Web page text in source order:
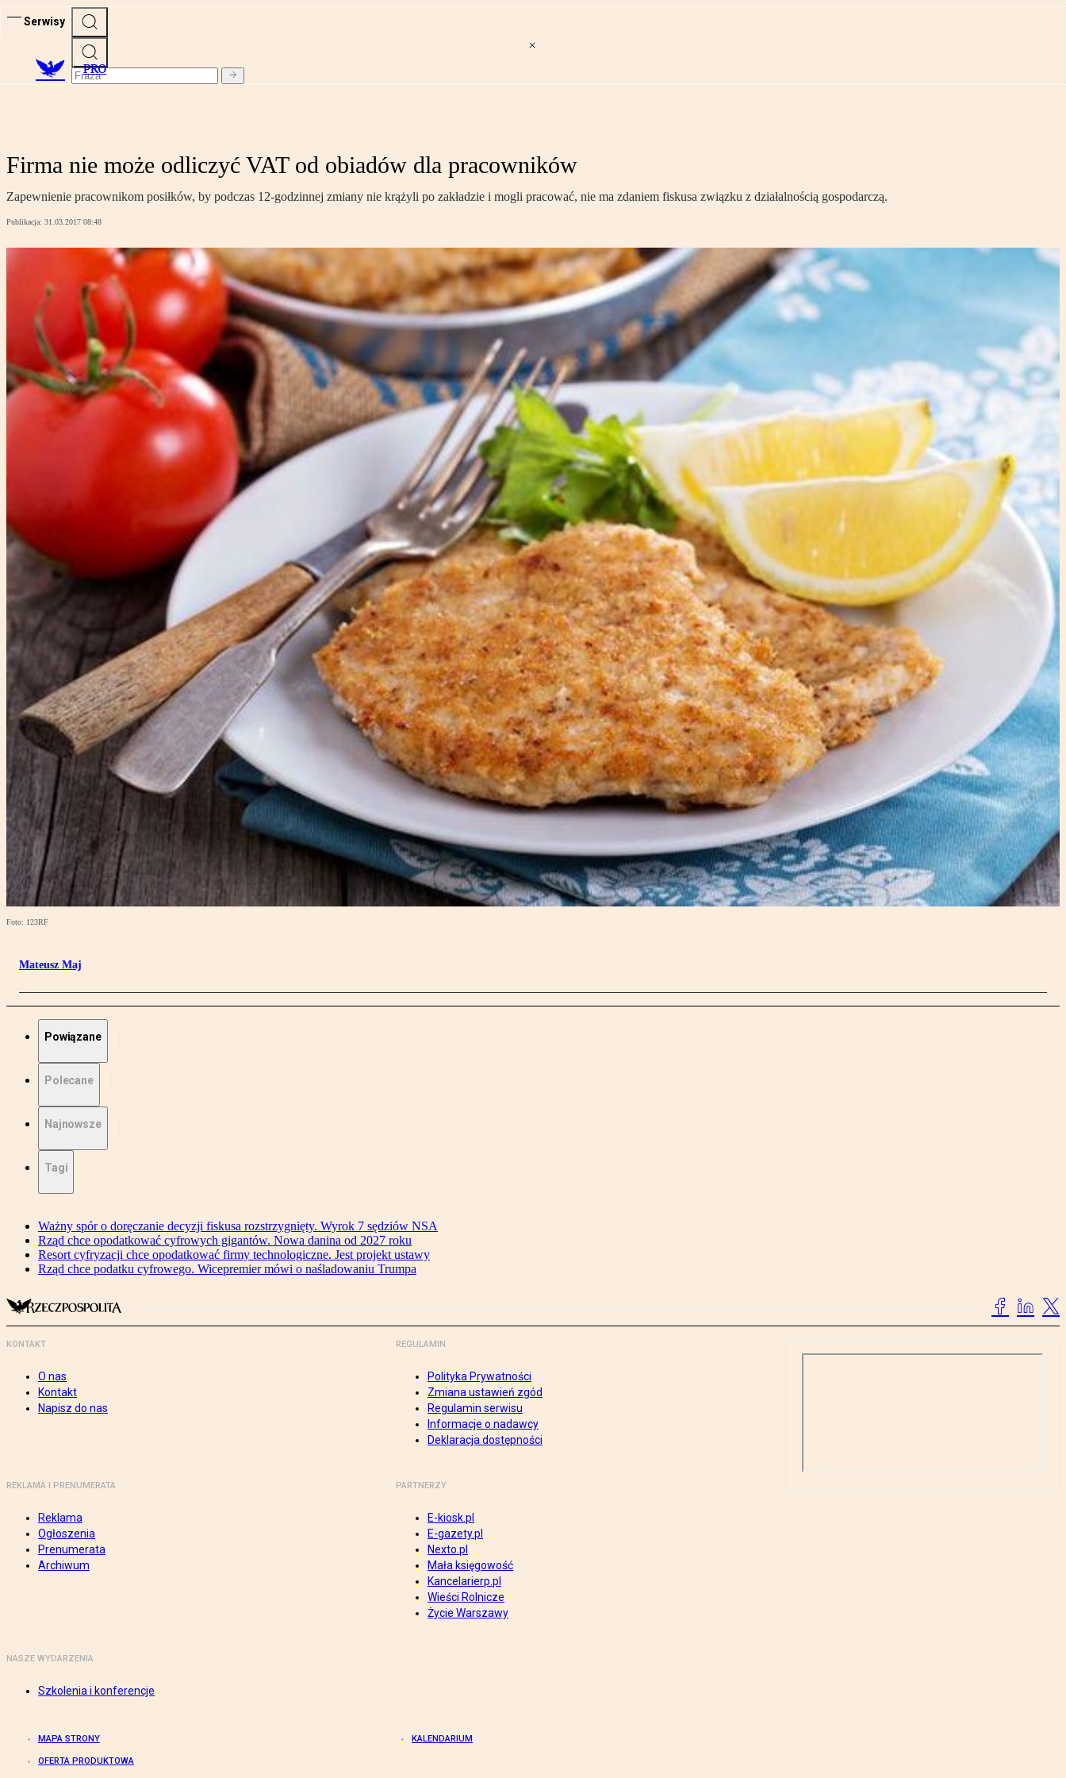
Serwisy
PRO
Firma nie może odliczyć VAT od obiadów dla pracowników
Zapewnienie pracownikom posiłków, by podczas 12-godzinnej zmiany nie krążyli po zakładzie i mogli pracować, nie ma zdaniem fiskusa związku z działalnością gospodarczą.
Publikacja: 31.03.2017 08:48
Foto: 123RF
Mateusz Maj
Powiązane
Polecane
Najnowsze
Tagi
Ważny spór o doręczanie decyzji fiskusa rozstrzygnięty. Wyrok 7 sędziów NSA
Rząd chce opodatkować cyfrowych gigantów. Nowa danina od 2027 roku
Resort cyfryzacji chce opodatkować firmy technologiczne. Jest projekt ustawy
Rząd chce podatku cyfrowego. Wicepremier mówi o naśladowaniu Trumpa
KONTAKT
O nas
Kontakt
Napisz do nas
REGULAMIN
Polityka Prywatności
Zmiana ustawień zgód
Regulamin serwisu
Informacje o nadawcy
Deklaracja dostępności
REKLAMA I PRENUMERATA
Reklama
Ogłoszenia
Prenumerata
Archiwum
PARTNERZY
E-kiosk.pl
E-gazety.pl
Nexto.pl
Mała księgowość
Kancelarierp.pl
Wieści Rolnicze
Życie Warszawy
NASZE WYDARZENIA
Szkolenia i konferencje
MAPA STRONY KALENDARIUM
OFERTA PRODUKTOWA